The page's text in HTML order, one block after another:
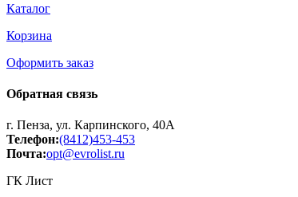
Каталог
Корзина
Оформить заказ
Обратная связь
г. Пенза, ул. Карпинского, 40А
Телефон:(8412)453-453
Почта:opt@evrolist.ru
ГК Лист